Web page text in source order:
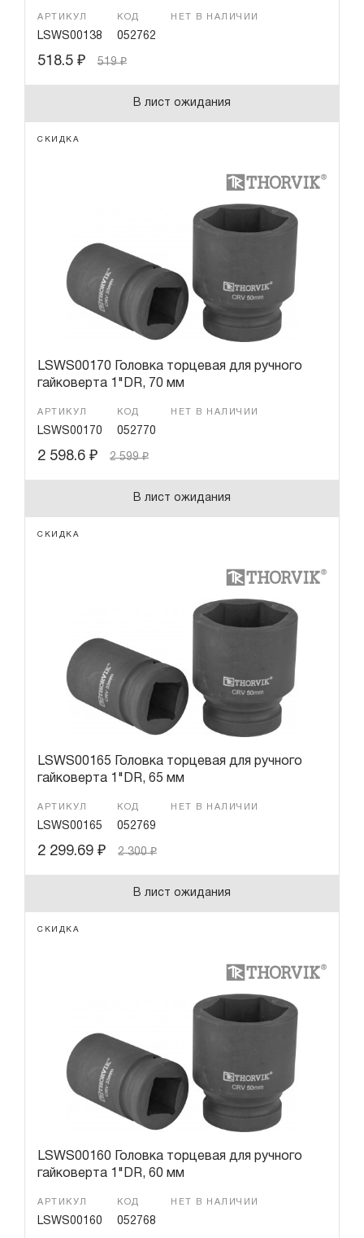
АРТИКУЛ
LSWS00138
КОД
052762
НЕТ В НАЛИЧИИ
518.5 ₽ 519₽
В лист ожидания
СКИДКА
LSWS00170 Головка торцевая для ручного
гайковерта 1"DR, 70 мм
АРТИКУЛ
LSWS00170
КОД
052770
НЕТ В НАЛИЧИИ
2 598.6 ₽ 2 599₽
В лист ожидания
СКИДКА
LSWS00165 Головка торцевая для ручного
гайковерта 1"DR, 65 мм
АРТИКУЛ
LSWS00165
КОД
052769
НЕТ В НАЛИЧИИ
2 299.69 ₽ 2 300₽
В лист ожидания
СКИДКА
LSWS00160 Головка торцевая для ручного
гайковерта 1"DR, 60 мм
АРТИКУЛ
LSWS00160
КОД
052768
НЕТ В НАЛИЧИИ